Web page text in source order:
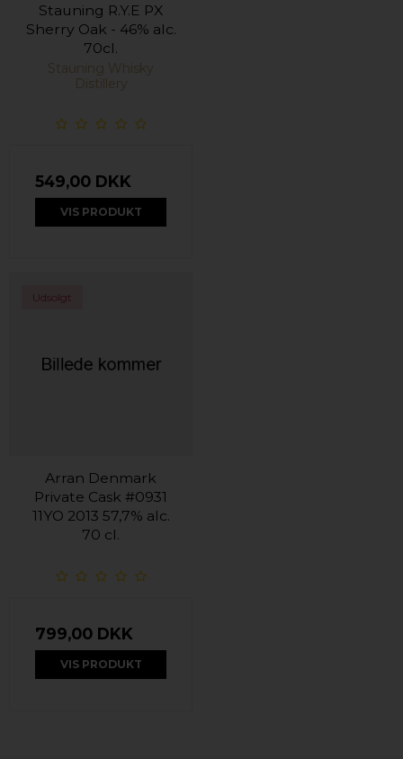
Stauning R.Y.E PX
Sherry Oak - 46% alc.
70cl.
Stauning Whisky
Distillery
549,00 DKK
VIS PRODUKT
Udsolgt
Arran Denmark
Private Cask #0931
11YO 2013 57,7% alc.
70 cl.
799,00 DKK
VIS PRODUKT